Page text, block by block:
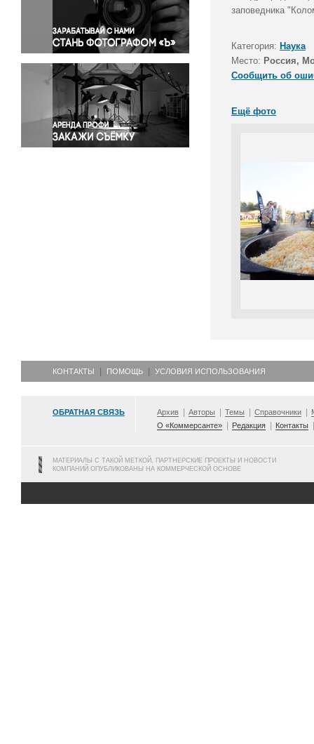
Правосудие
Происшествия и конфликты
Религия
Светская жизнь
Спорт
Экология
Экономика и бизнес
заповедника
Категория: Наука
Место: Россия,
Сообщить об
Ещё фото
КОНТАКТЫ ПОМОЩЬ УСЛОВИЯ ИСПОЛЬЗОВАНИЯ
ОБРАТНАЯ СВЯЗЬ Архив Авторы Темы Справочники
О «Коммерсанте»
Редакция Контакты
МАТЕРИАЛЫ С ТАКОЙ МЕТКОЙ, ПАРТНЕРСКИЕ ПРОЕКТЫ И НОВОСТИ
КОМПАНИЙ ОПУБЛИКОВАНЫ НА КОММЕРЧЕСКОЙ ОСНОВЕ